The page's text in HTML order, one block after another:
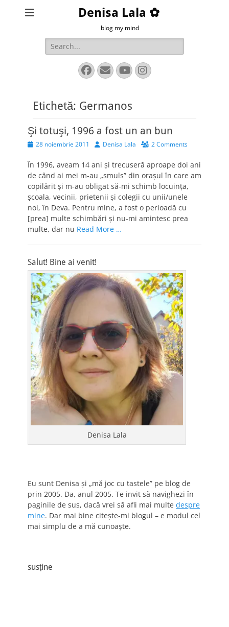
Denisa Lala ✿
blog my mind
Search
for:
Facebook
EmailYouTube
Instagram
Etichetă: Germanos
Şi totuşi, 1996 a fost un an bun
Posted
28 noiembrie 2011 AuthorDenisa Lala 2 Comments
În 1996, aveam 14 ani şi trecuseră aproape doi ani
de când ai mei m-au „smuls” din oraşul în care am
copilărit şi m-au obligat să-mi schimb locuinţa,
şcoala, vecinii, prietenii şi colegii cu unii/unele
noi, în Deva. Pentru mine, a fost o perioadă cu
[prea] multe schimbări şi nu-mi amintesc prea
multe, dar nu Read More …
Salut! Bine ai venit!
Denisa Lala
Eu sunt Denisa și „mă joc cu tastele” pe blog de
prin 2005. Da, anul 2005. Te invit să navighezi în
paginile de sus, dacă vrei să afli mai multe despre
mine. Dar mai bine citește-mi blogul – e modul cel
mai simplu de a mă cunoaște.
susține